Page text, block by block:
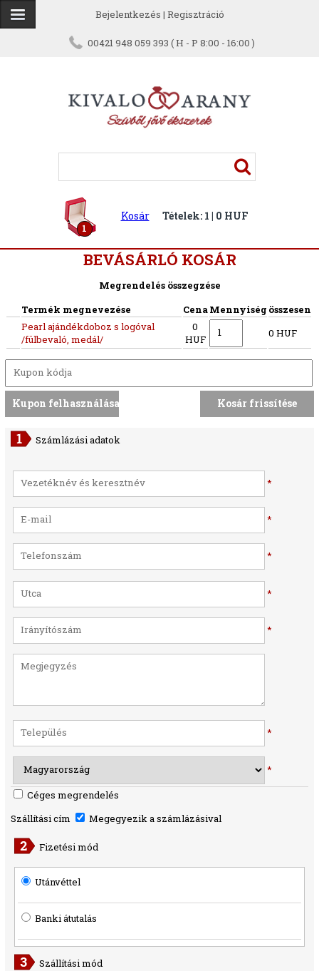
Bejelentkezés | Regisztráció
00421 948 059 393 ( H - P 8:00 - 16:00 )
1
Kosár Tételek: 1 | 0 HUF
BEVÁSÁRLÓ KOSÁR
Megrendelés összegzése
Termék megnevezése
CenaMennyiség összesen
Pearl ajándékdoboz s logóval
/fülbevaló, medál/
0
HUF
0 HUF
Számlázási adatok
*
*
*
*
*
*
*
Céges megrendelés
Szállítási cím
Megegyezik a számlázásival
Fizetési mód
Utánvéttel
Banki átutalás
Szállítási mód